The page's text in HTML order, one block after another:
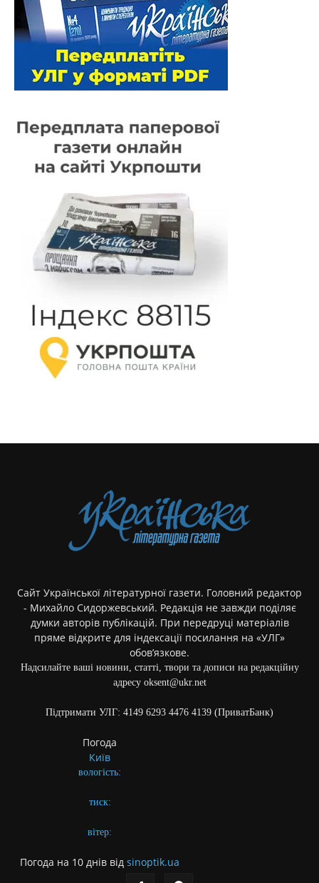
Сайт Української літературної газети. Головний редактор
- Михайло Сидоржевський. Редакція не завжди поділяє
думки авторів публікацій. При передруці матеріалів
пряме відкрите для індексації посилання на «УЛГ»
обов’язкове.
Надсилайте ваші новини, статті, твори та дописи на редакційну
адресу oksent@ukr.net
Підтримати УЛГ: 4149 6293 4476 4139 (ПриватБанк)
Погода
Київ
вологість:
тиск:
вітер:
Погода на 10 днів від sinoptik.ua